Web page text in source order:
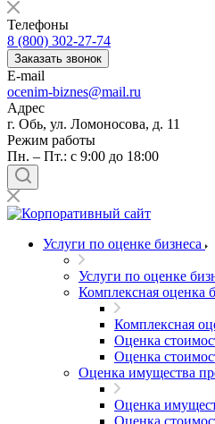
Телефоны
8 (800) 302-27-74
Заказать звонок
E-mail
ocenim-biznes@mail.ru
Адрес
г. Обь, ул. Ломоносова, д. 11
Режим работы
Пн. – Пт.: с 9:00 до 18:00
Услуги по оценке бизнеса
Услуги по оценке
Комплексная оценка
Комплексная
Оценка
Оценка
Оценка имущества
Оценка
Оценка